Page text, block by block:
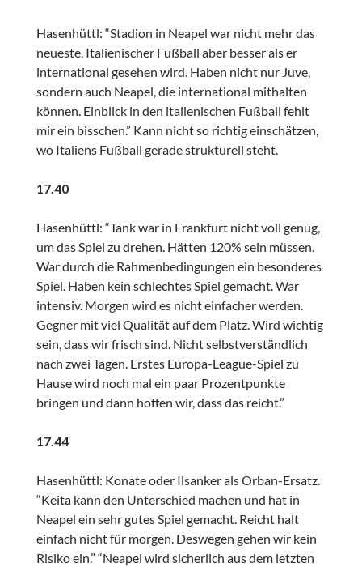
Hasenhüttl: “Stadion in Neapel war nicht mehr das
neueste. Italienischer Fußball aber besser als er
international gesehen wird. Haben nicht nur Juve,
sondern auch Neapel, die international mithalten
können. Einblick in den italienischen Fußball fehlt
mir ein bisschen.” Kann nicht so richtig einschätzen,
wo Italiens Fußball gerade strukturell steht.
17.40
Hasenhüttl: “Tank war in Frankfurt nicht voll genug,
um das Spiel zu drehen. Hätten 120% sein müssen.
War durch die Rahmenbedingungen ein besonderes
Spiel. Haben kein schlechtes Spiel gemacht. War
intensiv. Morgen wird es nicht einfacher werden.
Gegner mit viel Qualität auf dem Platz. Wird wichtig
sein, dass wir frisch sind. Nicht selbstverständlich
nach zwei Tagen. Erstes Europa-League-Spiel zu
Hause wird noch mal ein paar Prozentpunkte
bringen und dann hoffen wir, dass das reicht.”
17.44
Hasenhüttl: Konate oder Ilsanker als Orban-Ersatz.
“Keita kann den Unterschied machen und hat in
Neapel ein sehr gutes Spiel gemacht. Reicht halt
einfach nicht für morgen. Deswegen gehen wir kein
Risiko ein.” “Neapel wird sicherlich aus dem letzten